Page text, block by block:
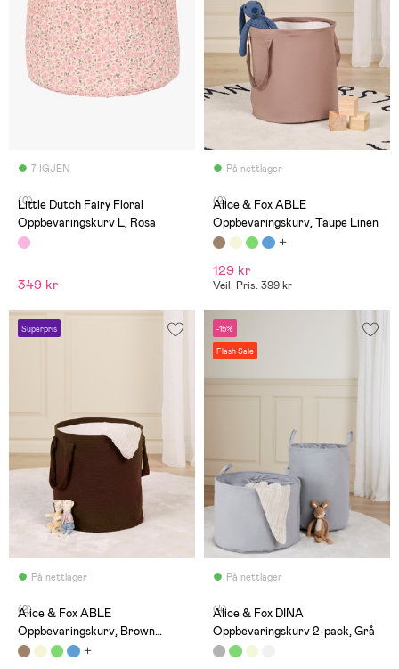
7 IGJEN
(0)
Little Dutch Fairy Floral
Oppbevaringskurv L, Rosa
349 kr
På nettlager
(2)
Alice & Fox ABLE
Oppbevaringskurv, Taupe Linen
129 kr
Veil. Pris: 399 kr
Superpris
På nettlager
(2)
Alice & Fox ABLE
Oppbevaringskurv, Brown
Manchester
-15%
Flash Sale
På nettlager
(4)
Alice & Fox DINA
Oppbevaringskurv 2-pack, Grå